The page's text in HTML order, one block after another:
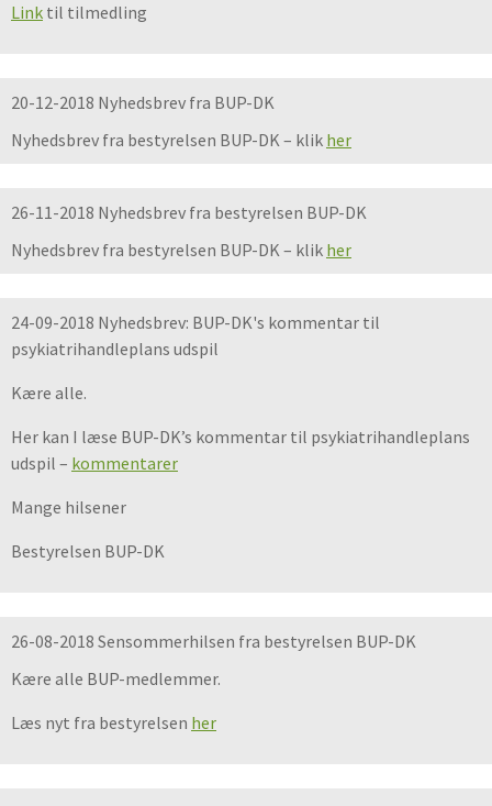
Link til tilmedling
20-12-2018 Nyhedsbrev fra BUP-DK
Nyhedsbrev fra bestyrelsen BUP-DK – klik her
26-11-2018 Nyhedsbrev fra bestyrelsen BUP-DK
Nyhedsbrev fra bestyrelsen BUP-DK – klik her
24-09-2018 Nyhedsbrev: BUP-DK's kommentar til
psykiatrihandleplans udspil
Kære alle.
Her kan I læse BUP-DK’s kommentar til psykiatrihandleplans
udspil – kommentarer
Mange hilsener
Bestyrelsen BUP-DK
26-08-2018 Sensommerhilsen fra bestyrelsen BUP-DK
Kære alle BUP-medlemmer.
Læs nyt fra bestyrelsen her